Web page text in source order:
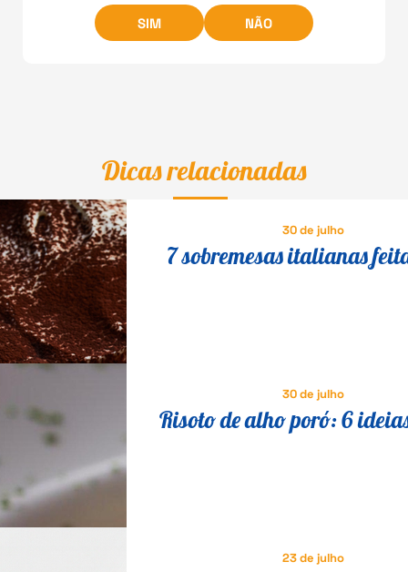
SIM NÃO
Dicas relacionadas
30 de julho
7 sobremesas italianas
30 de julho
Risoto de alho poró: 6
23 de julho